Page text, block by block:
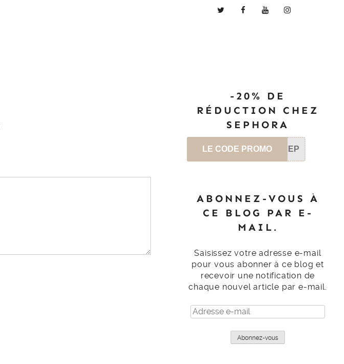
-20% DE
RÉDUCTION CHEZ
SEPHORA
LE CODE PROMO SEP
ABONNEZ-VOUS À
CE BLOG PAR E-
MAIL.
Saisissez votre adresse e-mail
pour vous abonner à ce blog et
recevoir une notification de
chaque nouvel article par e-mail.
Adresse
e-
Abonnez-vous